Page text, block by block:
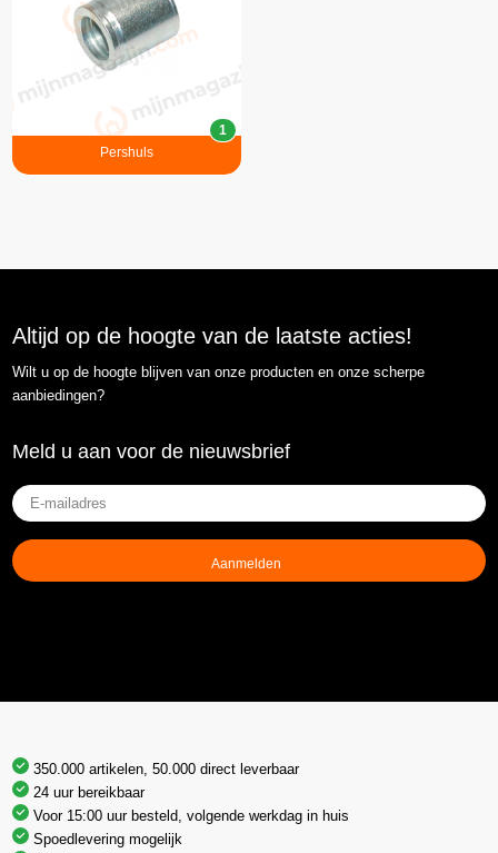
Pershuls
1
Altijd op de hoogte van de laatste acties!
Wilt u op de hoogte blijven van onze producten en onze scherpe
aanbiedingen?
Meld u aan voor de nieuwsbrief
E-
mailadres
(Vereist)
350.000 artikelen, 50.000 direct leverbaar
24 uur bereikbaar
Voor 15:00 uur besteld, volgende werkdag in huis
Spoedlevering mogelijk